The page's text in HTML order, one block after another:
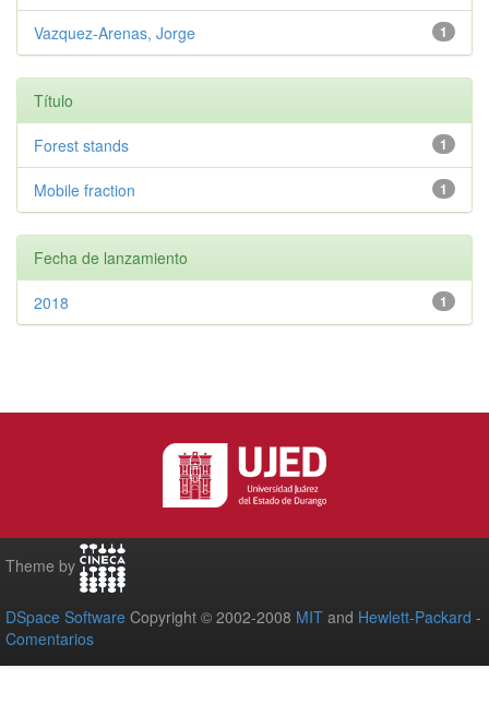
1
Vazquez-Arenas, Jorge
Título
1
Forest stands
1
Mobile fraction
Fecha de lanzamiento
1
2018
Theme by
DSpace Software Copyright © 2002-2008 MIT and Hewlett-Packard -
Comentarios